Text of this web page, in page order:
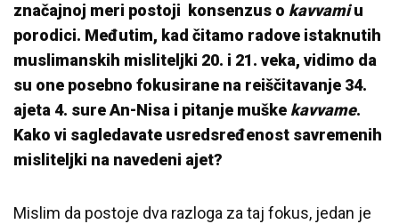
značajnoj meri postoji konsenzus o kavvamiu
porodici. Međutim, kad čitamo radove istaknutih
muslimanskih misliteljki 20. i 21. veka, vidimo da
su one posebno fokusirane na reiščitavanje 34.
ajeta 4. sure An-Nisa i pitanje muške kavvame.
Kako vi sagledavate usredsređenost savremenih
misliteljki na navedeni ajet?
Mislim da postoje dva razloga za taj fokus, jedan je